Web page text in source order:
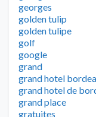
georges
golden tulip
golden tulipe
golf
google
grand
grand hotel
grand hotel de
grand place
gratuites